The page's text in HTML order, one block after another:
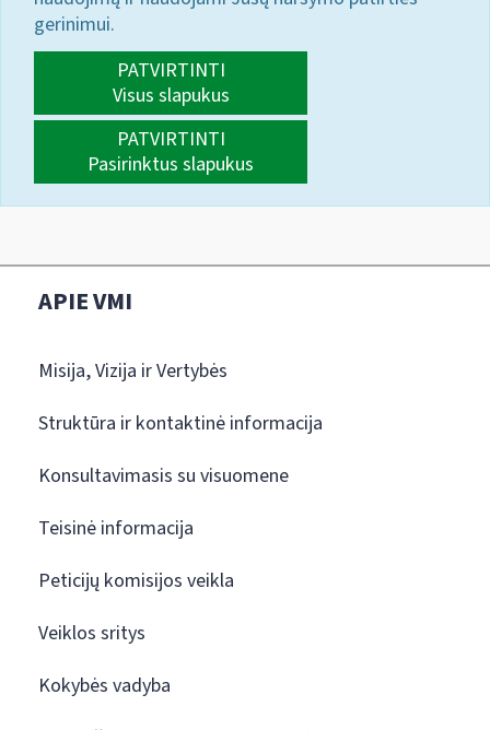
gerinimui.
PATVIRTINTI
Visus slapukus
PATVIRTINTI
Pasirinktus slapukus
APIE VMI
Misija, Vizija ir Vertybės
Struktūra ir kontaktinė informacija
Konsultavimasis su visuomene
Teisinė informacija
Peticijų komisijos veikla
Veiklos sritys
Kokybės vadyba